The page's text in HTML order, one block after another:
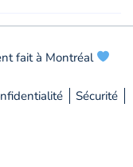
fait à Montréal
Sécurité